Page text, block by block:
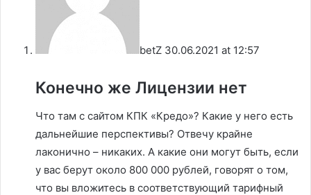
betZ 30.06.2021 at 12:57
Конечно же Лицензии нет
Что там с сайтом КПК «Кредо»? Какие у него есть
дальнейшие перспективы? Отвечу крайне
лаконично – никаких. А какие они могут быть, если
у вас берут около 800 000 рублей, говорят о том,
что вы вложитесь в соответствующий тарифный